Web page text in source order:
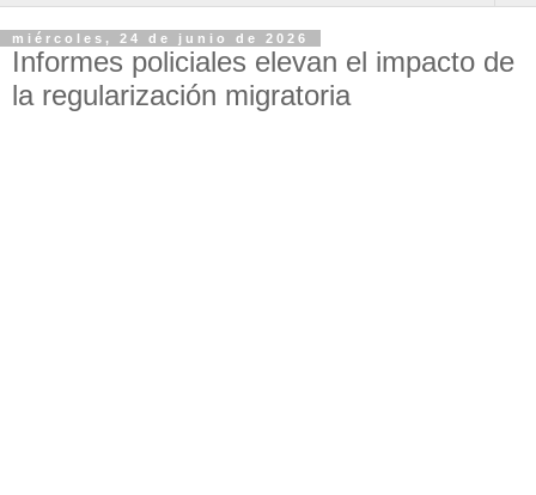
miércoles, 24 de junio de 2026
Informes policiales elevan el impacto de
la regularización migratoria